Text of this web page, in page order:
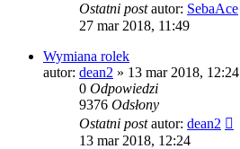
Ostatni postautor: SebaAce
27 mar 2018, 11:49
Wymiana rolek
autor: dean2 » 13 mar 2018, 12:24
0 Odpowiedzi
9376 Odsłony
Ostatni postautor: dean2
13 mar 2018, 12:24